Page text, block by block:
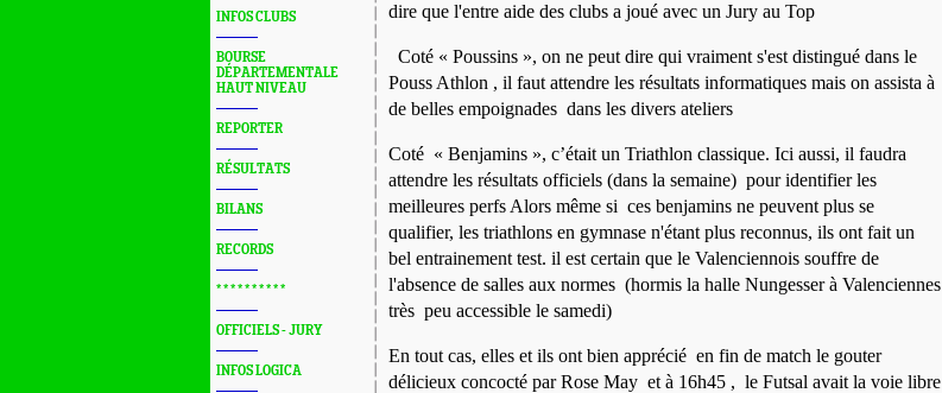
INFOS CLUBS
BOURSE
DÉPARTEMENTALE
HAUT NIVEAU
REPORTER
RÉSULTATS
BILANS
RECORDS
* * * * * * * * * *
OFFICIELS - JURY
INFOS LOGICA
dire que l'entre aide des clubs a joué avec un Jury au Top
Coté « Poussins », on ne peut dire qui vraiment s'est distingué dans le
Pouss Athlon , il faut attendre les résultats informatiques mais on assista à
de belles empoignades dans les divers ateliers
Coté « Benjamins », c’était un Triathlon classique. Ici aussi, il faudra
attendre les résultats officiels (dans la semaine) pour identifier les
meilleures perfs Alors même si ces benjamins ne peuvent plus se
qualifier, les triathlons en gymnase n'étant plus reconnus, ils ont fait un
bel entrainement test. il est certain que le Valenciennois souffre de
l'absence de salles aux normes (hormis la halle Nungesser à Valenciennes
très peu accessible le samedi)
En tout cas, elles et ils ont bien apprécié en fin de match le gouter
délicieux concocté par Rose May et à 16h45 , le Futsal avait la voie libre